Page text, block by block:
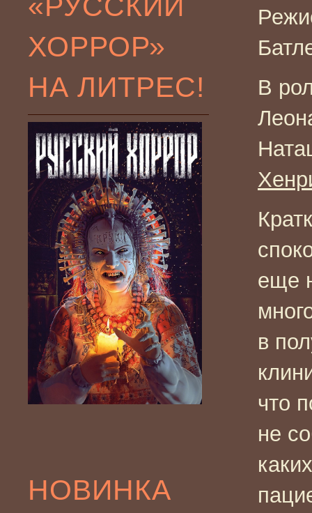
ХОРРОР»
НА ЛИТРЕС!
НОВИНКА
В
еще
в
что
не